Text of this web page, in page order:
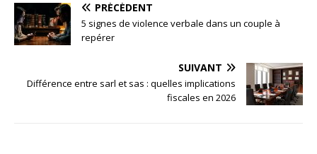
PRÉCÉDENT
5 signes de violence verbale dans un couple à
repérer
SUIVANT
Différence entre sarl et sas : quelles implications
fiscales en 2026